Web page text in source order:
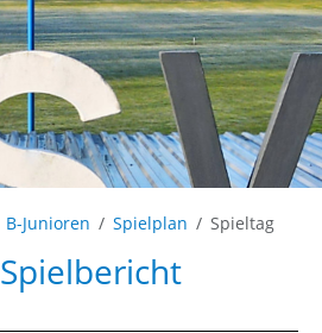
B-Junioren Spielplan Spieltag
Spielbericht